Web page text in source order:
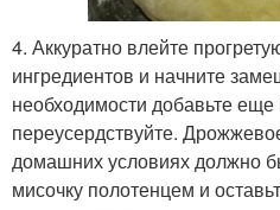
4. Аккуратно влейте
ингредиентов и начните
необходимости добавьте
переусердствуйте.
домашних условиях должно
мисочку полотенцем и